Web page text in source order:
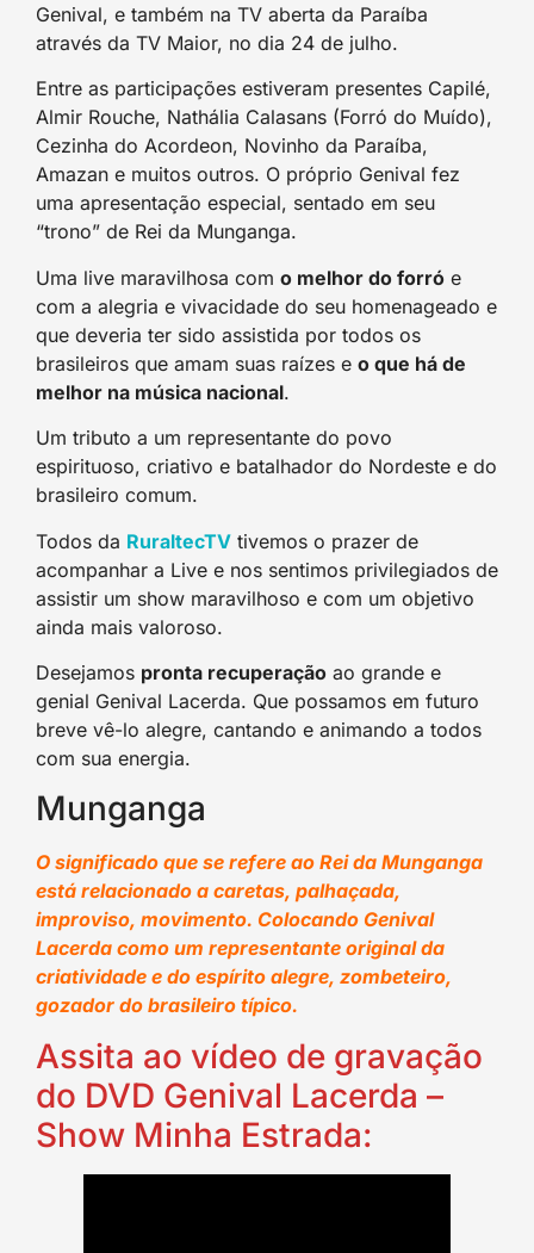
Genival, e também na TV aberta da Paraíba
através da TV Maior, no dia 24 de julho.
Entre as participações estiveram presentes Capilé,
Almir Rouche, Nathália Calasans (Forró do Muído),
Cezinha do Acordeon, Novinho da Paraíba,
Amazan e muitos outros. O próprio Genival fez
uma apresentação especial, sentado em seu
“trono” de Rei da Munganga.
Uma live maravilhosa com o melhor do forró e
com a alegria e vivacidade do seu homenageado e
que deveria ter sido assistida por todos os
brasileiros que amam suas raízes e o que há de
melhor na música nacional.
Um tributo a um representante do povo
espirituoso, criativo e batalhador do Nordeste e do
brasileiro comum.
Todos da RuraltecTV tivemos o prazer de
acompanhar a Live e nos sentimos privilegiados de
assistir um show maravilhoso e com um objetivo
ainda mais valoroso.
Desejamos pronta recuperação ao grande e
genial Genival Lacerda. Que possamos em futuro
breve vê-lo alegre, cantando e animando a todos
com sua energia.
Munganga
O significado que se refere ao Rei da Munganga
está relacionado a caretas, palhaçada,
improviso, movimento. Colocando Genival
Lacerda como um representante original da
criatividade e do espírito alegre, zombeteiro,
gozador do brasileiro típico.
Assita ao vídeo de gravação
do DVD Genival Lacerda –
Show Minha Estrada: